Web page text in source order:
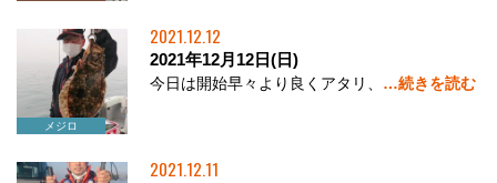
ヒラメ
ブリ
メジロ
2021.12.12
2021年12月12日(日)
今日は開始早々より良くアタリ、 …続きを読む
2021.12.11